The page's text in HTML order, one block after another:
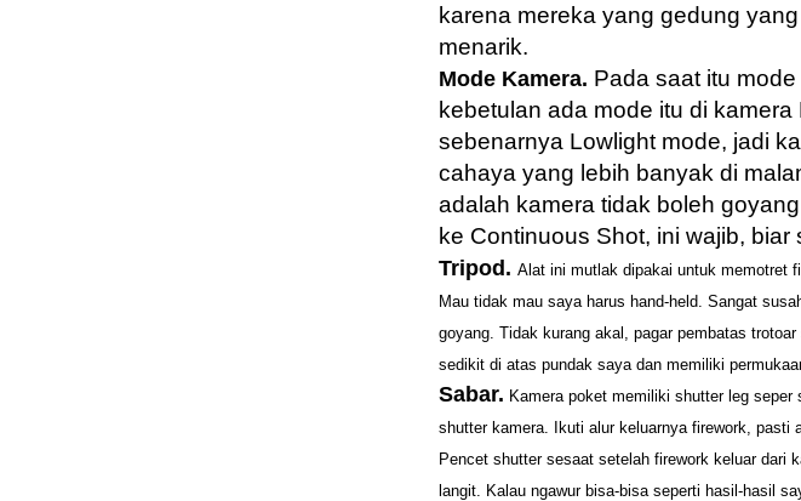
karena mereka yang gedung
menarik.
Mode Kamera. Pada saat itu
kebetulan ada mode itu di kamera
sebenarnya Lowlight mode, jadi
cahaya yang lebih banyak di
adalah kamera tidak boleh
ke Continuous Shot, ini wajib,
Tripod. Alat ini mutlak dipakai untuk memotret
Mau tidak mau saya harus hand-held. Sangat
goyang. Tidak kurang akal, pagar pembatas
sedikit di atas pundak saya dan memiliki
Sabar. Kamera poket memiliki shutter leg seper
shutter kamera. Ikuti alur keluarnya firework, pasti
Pencet shutter sesaat setelah firework keluar dari
langit. Kalau ngawur bisa-bisa seperti hasil-hasil